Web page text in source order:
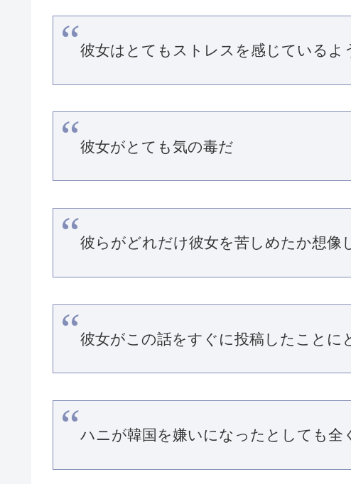
彼女はとてもストレスを感じているよ
彼女がとても気の毒だ
彼らがどれだけ彼女を苦しめたか想像
彼女がこの話をすぐに投稿したことに
ハニが韓国を嫌いになったとしても全